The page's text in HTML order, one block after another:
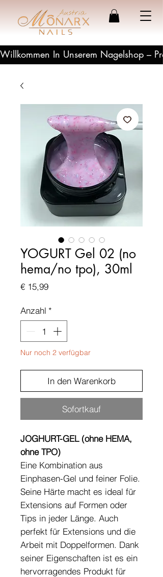
Willkommen In Unserem Nagelshop –
YOGURT Gel 02 (no
hema/no tpo), 30ml
€ 15,99Preis
Anzahl *
Nur noch 2 verfügbar
In den Warenkorb
Sofortkauf
JOGHURT-GEL (ohne HEMA,
ohne TPO)
Eine Kombination aus
Einphasen-Gel und feiner Folie.
Seine Härte macht es ideal für
Extensions auf Formen oder
Tips in jeder Länge. Auch
perfekt für Extensions und die
Arbeit mit Doppelformen. Dank
seiner Eigenschaften ist es ein
hervorragendes Produkt für